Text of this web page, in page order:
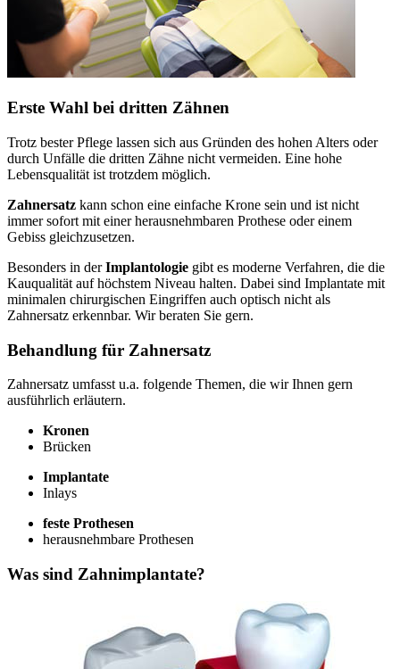
Erste Wahl bei dritten Zähnen
Trotz bester Pflege lassen sich aus Gründen des hohen Alters oder
durch Unfälle die dritten Zähne nicht vermeiden. Eine hohe
Lebensqualität ist trotzdem möglich.
Zahnersatz kann schon eine einfache Krone sein und ist nicht
immer sofort mit einer herausnehmbaren Prothese oder einem
Gebiss gleichzusetzen.
Besonders in derImplantologie gibt es moderne Verfahren, die die
Kauqualität auf höchstem Niveau halten. Dabei sind Implantate mit
minimalen chirurgischen Eingriffen auch optisch nicht als
Zahnersatz erkennbar. Wir beraten Sie gern.
Behandlung für Zahnersatz
Zahnersatz umfasst u.a. folgende Themen, die wir Ihnen gern
ausführlich erläutern.
Kronen
Brücken
Implantate
Inlays
feste Prothesen
herausnehmbare Prothesen
Was sind Zahnimplantate?